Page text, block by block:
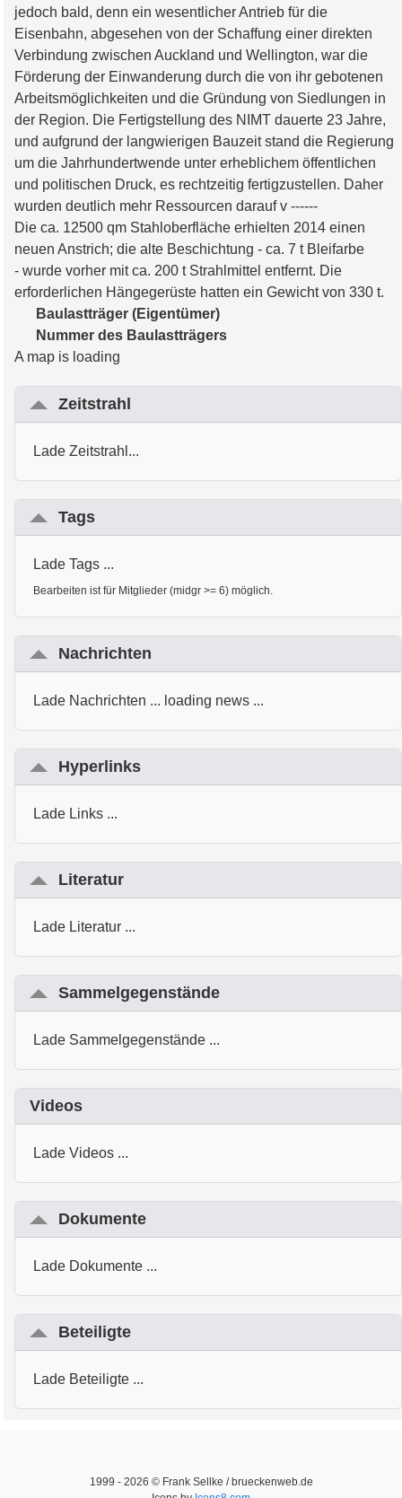
jedoch bald, denn ein wesentlicher Antrieb für die
Eisenbahn, abgesehen von der Schaffung einer direkten
Verbindung zwischen Auckland und Wellington, war die
Förderung der Einwanderung durch die von ihr gebotenen
Arbeitsmöglichkeiten und die Gründung von Siedlungen in
der Region. Die Fertigstellung des NIMT dauerte 23 Jahre,
und aufgrund der langwierigen Bauzeit stand die Regierung
um die Jahrhundertwende unter erheblichem öffentlichen
und politischen Druck, es rechtzeitig fertigzustellen. Daher
wurden deutlich mehr Ressourcen darauf v ------
Die ca. 12500 qm Stahloberfläche erhielten 2014 einen
neuen Anstrich; die alte Beschichtung - ca. 7 t Bleifarbe
- wurde vorher mit ca. 200 t Strahlmittel entfernt. Die
erforderlichen Hängegerüste hatten ein Gewicht von 330 t.
Baulastträger (Eigentümer)
Nummer des Baulastträgers
A map is loading
Zeitstrahl
Lade Zeitstrahl...
Tags
Lade Tags ...
Bearbeiten ist für Mitglieder (midgr >= 6) möglich.
Nachrichten
Lade Nachrichten ... loading news ...
Hyperlinks
Lade Links ...
Literatur
Lade Literatur ...
Sammelgegenstände
Lade Sammelgegenstände ...
Videos
Lade Videos ...
Dokumente
Lade Dokumente ...
Beteiligte
Lade Beteiligte ...
1999 - 2026 © Frank Sellke / brueckenweb.de